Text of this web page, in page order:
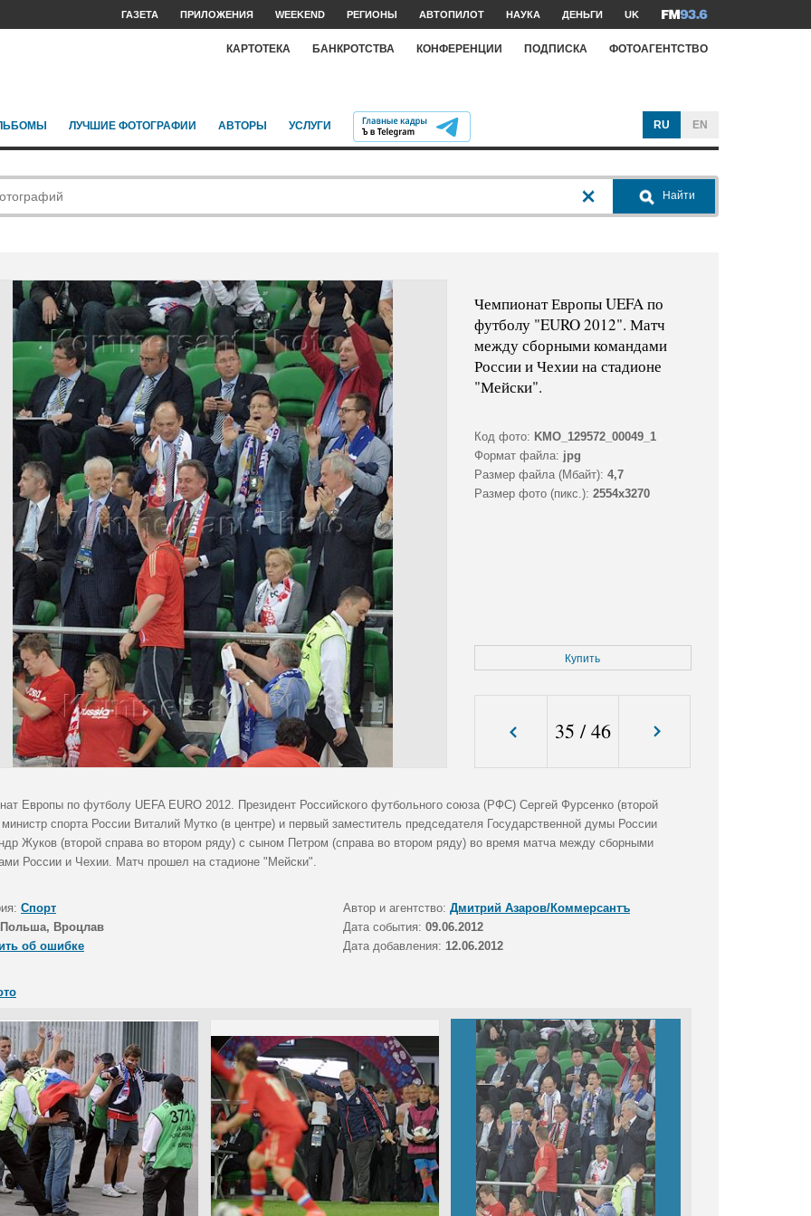
ГАЗЕТА ПРИЛОЖЕНИЯ WEEKEND РЕГИОНЫ АВТОПИЛОТ НАУКА ДЕНЬГИ UK
КАРТОТЕКА БАНКРОТСТВА КОНФЕРЕНЦИИ ПОДПИСКА ФОТОАГЕНТСТВО
ЛУЧШИЕ ФОТОГРАФИИ АВТОРЫ УСЛУГИ RU EN
Найти
Чемпионат Европы UEFA по
футболу "EURO 2012". Матч
между сборными командами
России и Чехии на стадионе
"Мейски".
Код фото: KMO_129572_00049_1
Формат файла: jpg
Размер файла (Мбайт): 4,7
Размер фото (пикс.): 2554x3270
Купить
35 /46
Европы по футболу UEFA EURO 2012. Президент Российского футбольного союза (РФС) Сергей Фурсенко (второй
спорта России Виталий Мутко (в центре) и первый заместитель председателя Государственной думы России
Жуков (второй справа во втором ряду) с сыном Петром (справа во втором ряду) во время матча между сборными
России и Чехии. Матч прошел на стадионе "Мейски".
Спорт Автор и агентство: Дмитрий Азаров/Коммерсантъ
Польша, Вроцлав Дата события: 09.06.2012
об ошибке
Дата добавления: 12.06.2012